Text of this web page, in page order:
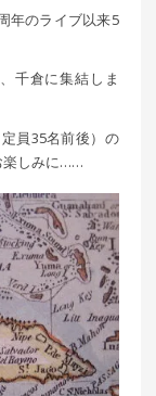
年のライブ以来5
千倉に集結しま
員35名前後）の
楽しみに……